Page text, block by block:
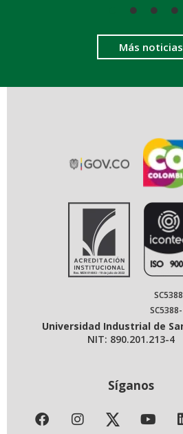
Más noticias